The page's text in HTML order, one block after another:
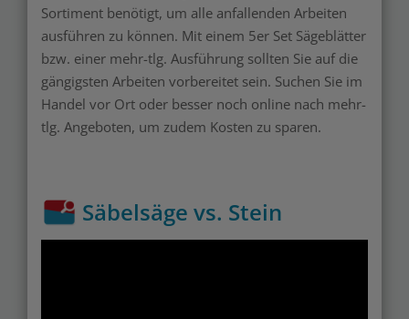
Sortiment benötigt, um alle anfallenden Arbeiten
ausführen zu können. Mit einem 5er Set Sägeblätter
bzw. einer mehr-tlg. Ausführung sollten Sie auf die
gängigsten Arbeiten vorbereitet sein. Suchen Sie im
Handel vor Ort oder besser noch online nach mehr-
tlg. Angeboten, um zudem Kosten zu sparen.
Säbelsäge vs. Stein